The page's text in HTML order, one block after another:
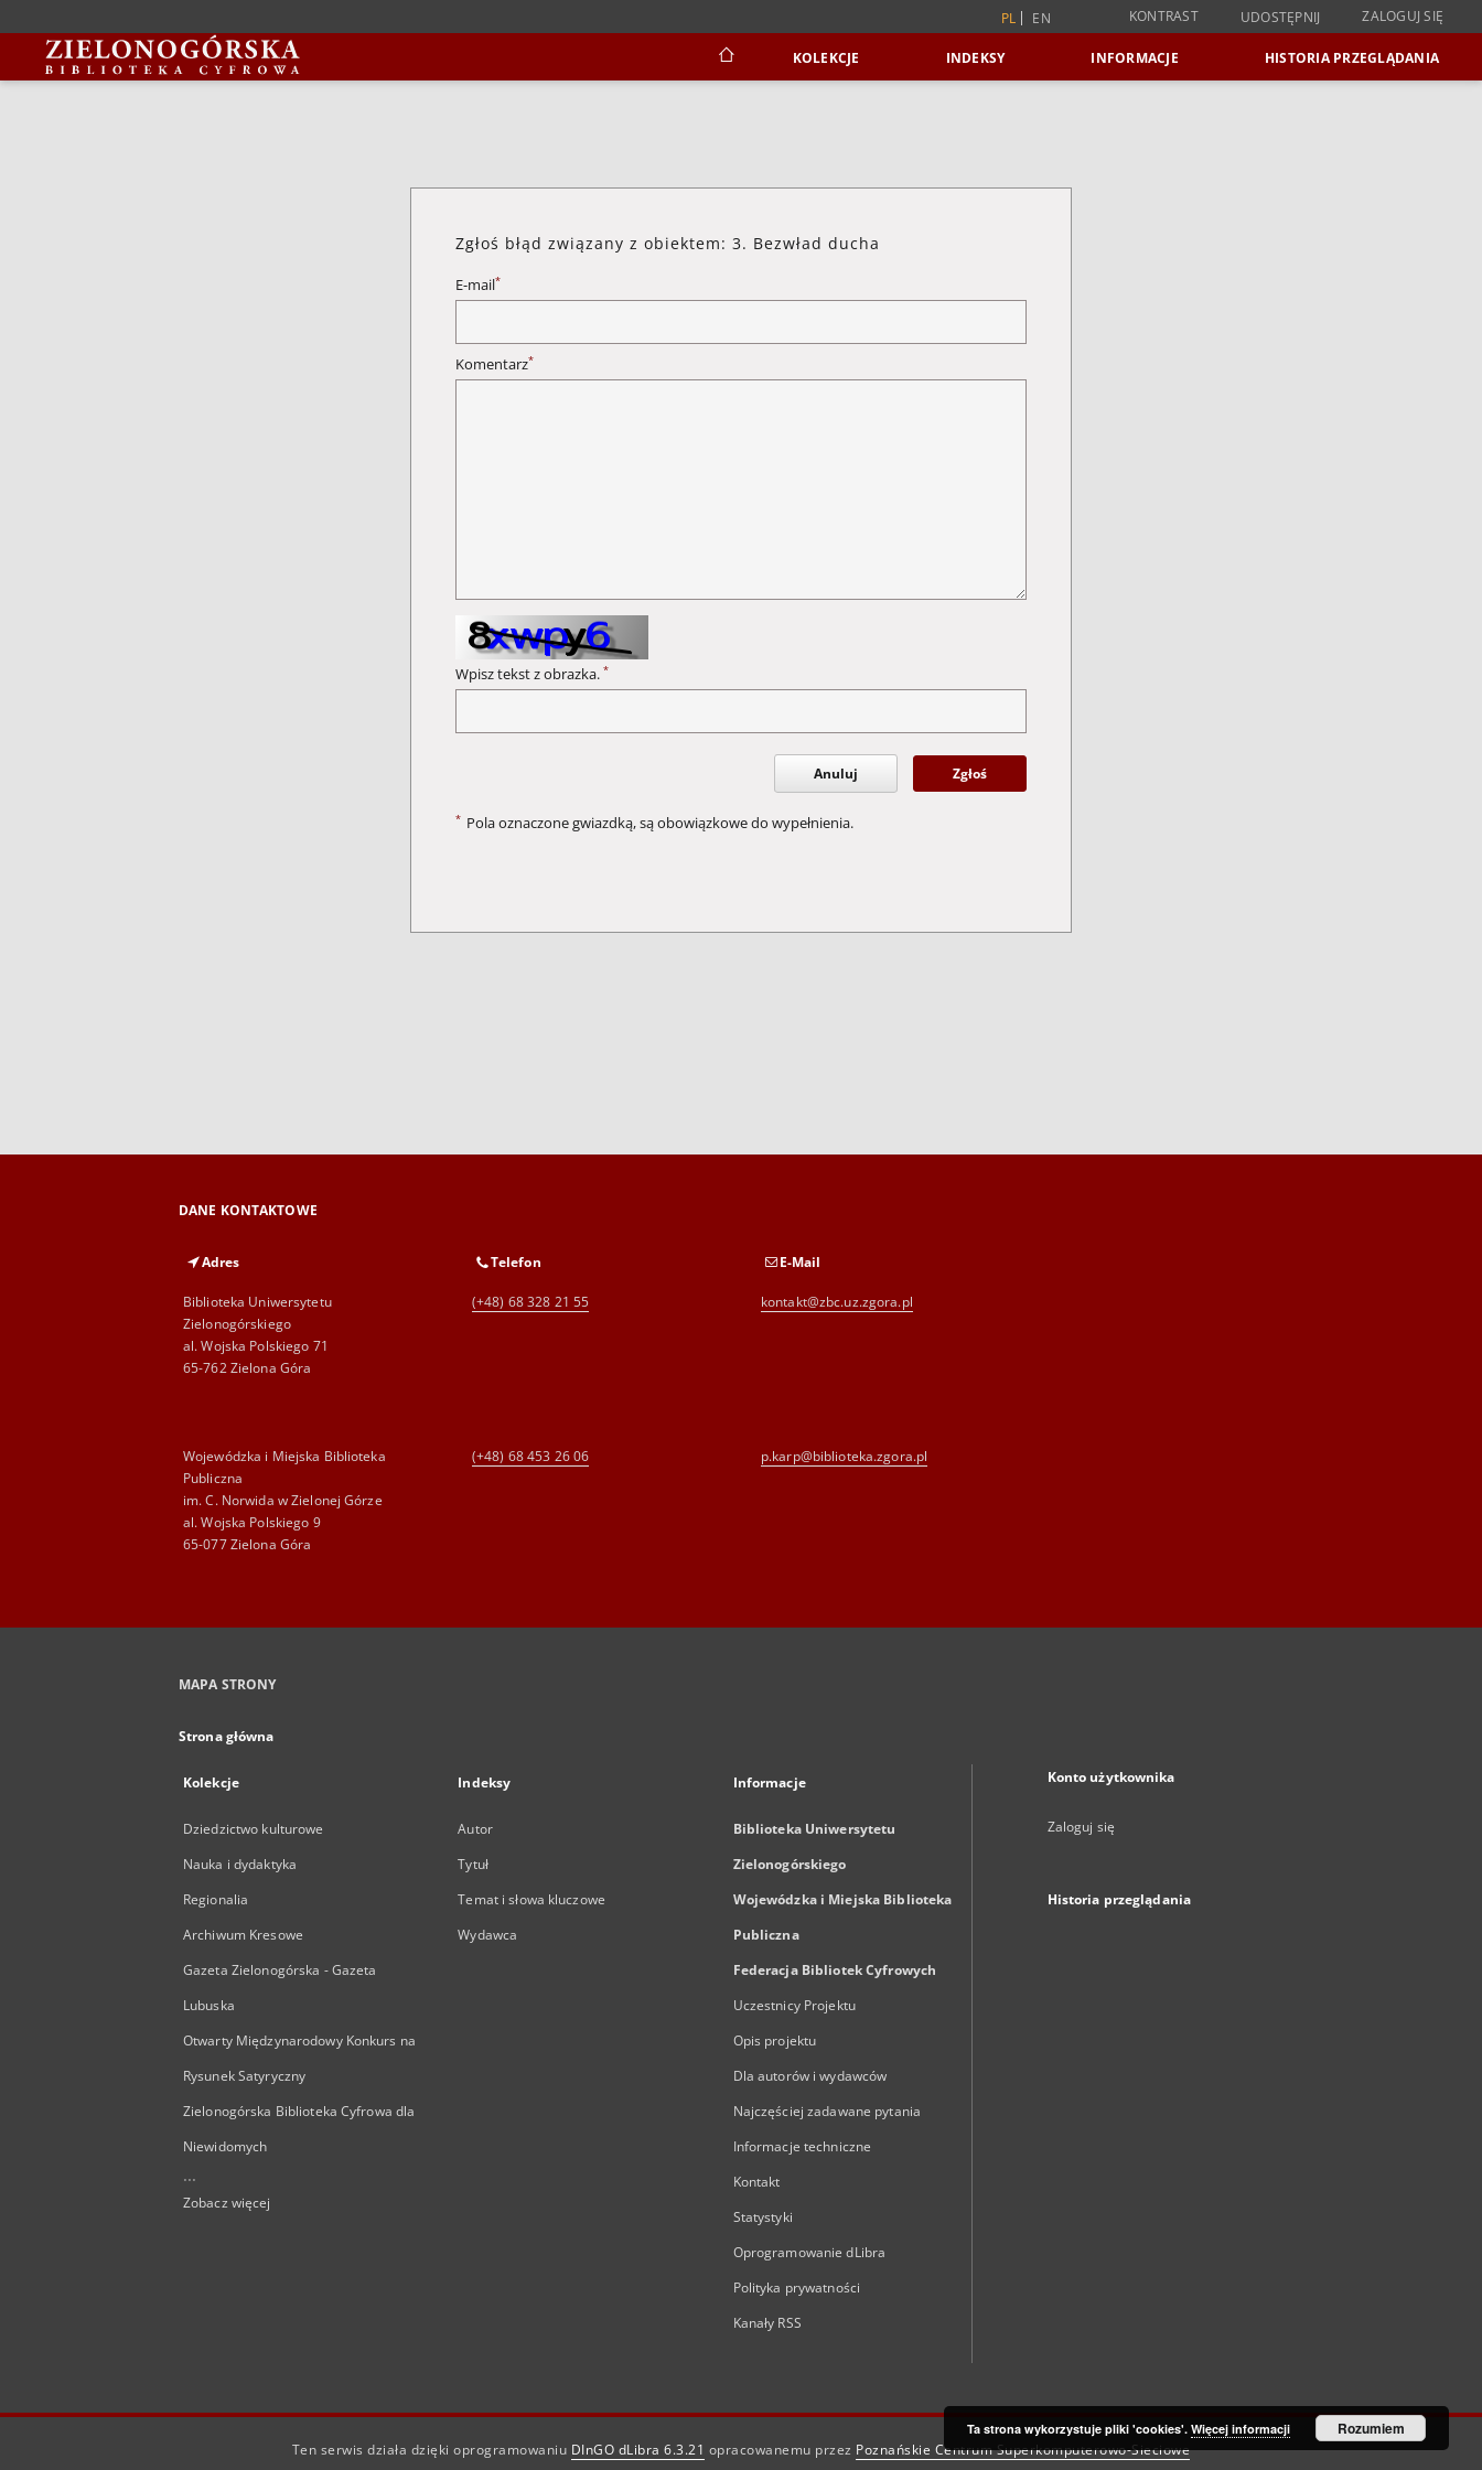
PL EN KONTRAST UDOSTĘPNIJ ZALOGUJ SIĘ
KOLEKCJE INDEKSY INFORMACJE HISTORIA PRZEGLĄDANIA
Zgłoś błąd związany z obiektem: 3. Bezwład ducha
E-mail*
Komentarz*
Wpisz tekst z obrazka. *
Anuluj Zgłoś
* Pola oznaczone gwiazdką, są obowiązkowe do wypełnienia.
DANE KONTAKTOWE
Adres
Biblioteka Uniwersytetu
Zielonogórskiego
al. Wojska Polskiego 71
65-762 Zielona Góra
Telefon
(+48) 68 328 21 55
E-Mail
kontakt@zbc.uz.zgora.pl
Wojewódzka i Miejska Biblioteka
Publiczna
im. C. Norwida w Zielonej Górze
al. Wojska Polskiego 9
65-077 Zielona Góra
(+48) 68 453 26 06 p.karp@biblioteka.zgora.pl
MAPA STRONY
Strona główna
Kolekcje
Dziedzictwo kulturowe
Nauka i dydaktyka
Regionalia
Archiwum Kresowe
Gazeta Zielonogórska - Gazeta
Lubuska
Otwarty Międzynarodowy Konkurs na
Rysunek Satyryczny
Zielonogórska Biblioteka Cyfrowa dla
Niewidomych
...
Zobacz więcej
Indeksy
Autor
Tytuł
Temat i słowa kluczowe
Wydawca
Informacje
Biblioteka Uniwersytetu
Zielonogórskiego
Wojewódzka i Miejska Biblioteka
Publiczna
Federacja Bibliotek Cyfrowych
Uczestnicy Projektu
Opis projektu
Dla autorów i wydawców
Najczęściej zadawane pytania
Informacje techniczne
Kontakt
Statystyki
Oprogramowanie dLibra
Polityka prywatności
Kanały RSS
Konto użytkownika
Zaloguj się
Historia przeglądania
Ten serwis działa dzięki oprogramowaniu DInGO dLibra 6.3.21 opracowanemu przez Poznańskie Centrum Superkomputerowo-Sieciowe
Ta strona wykorzystuje pliki 'cookies'. Więcej informacji Rozumiem